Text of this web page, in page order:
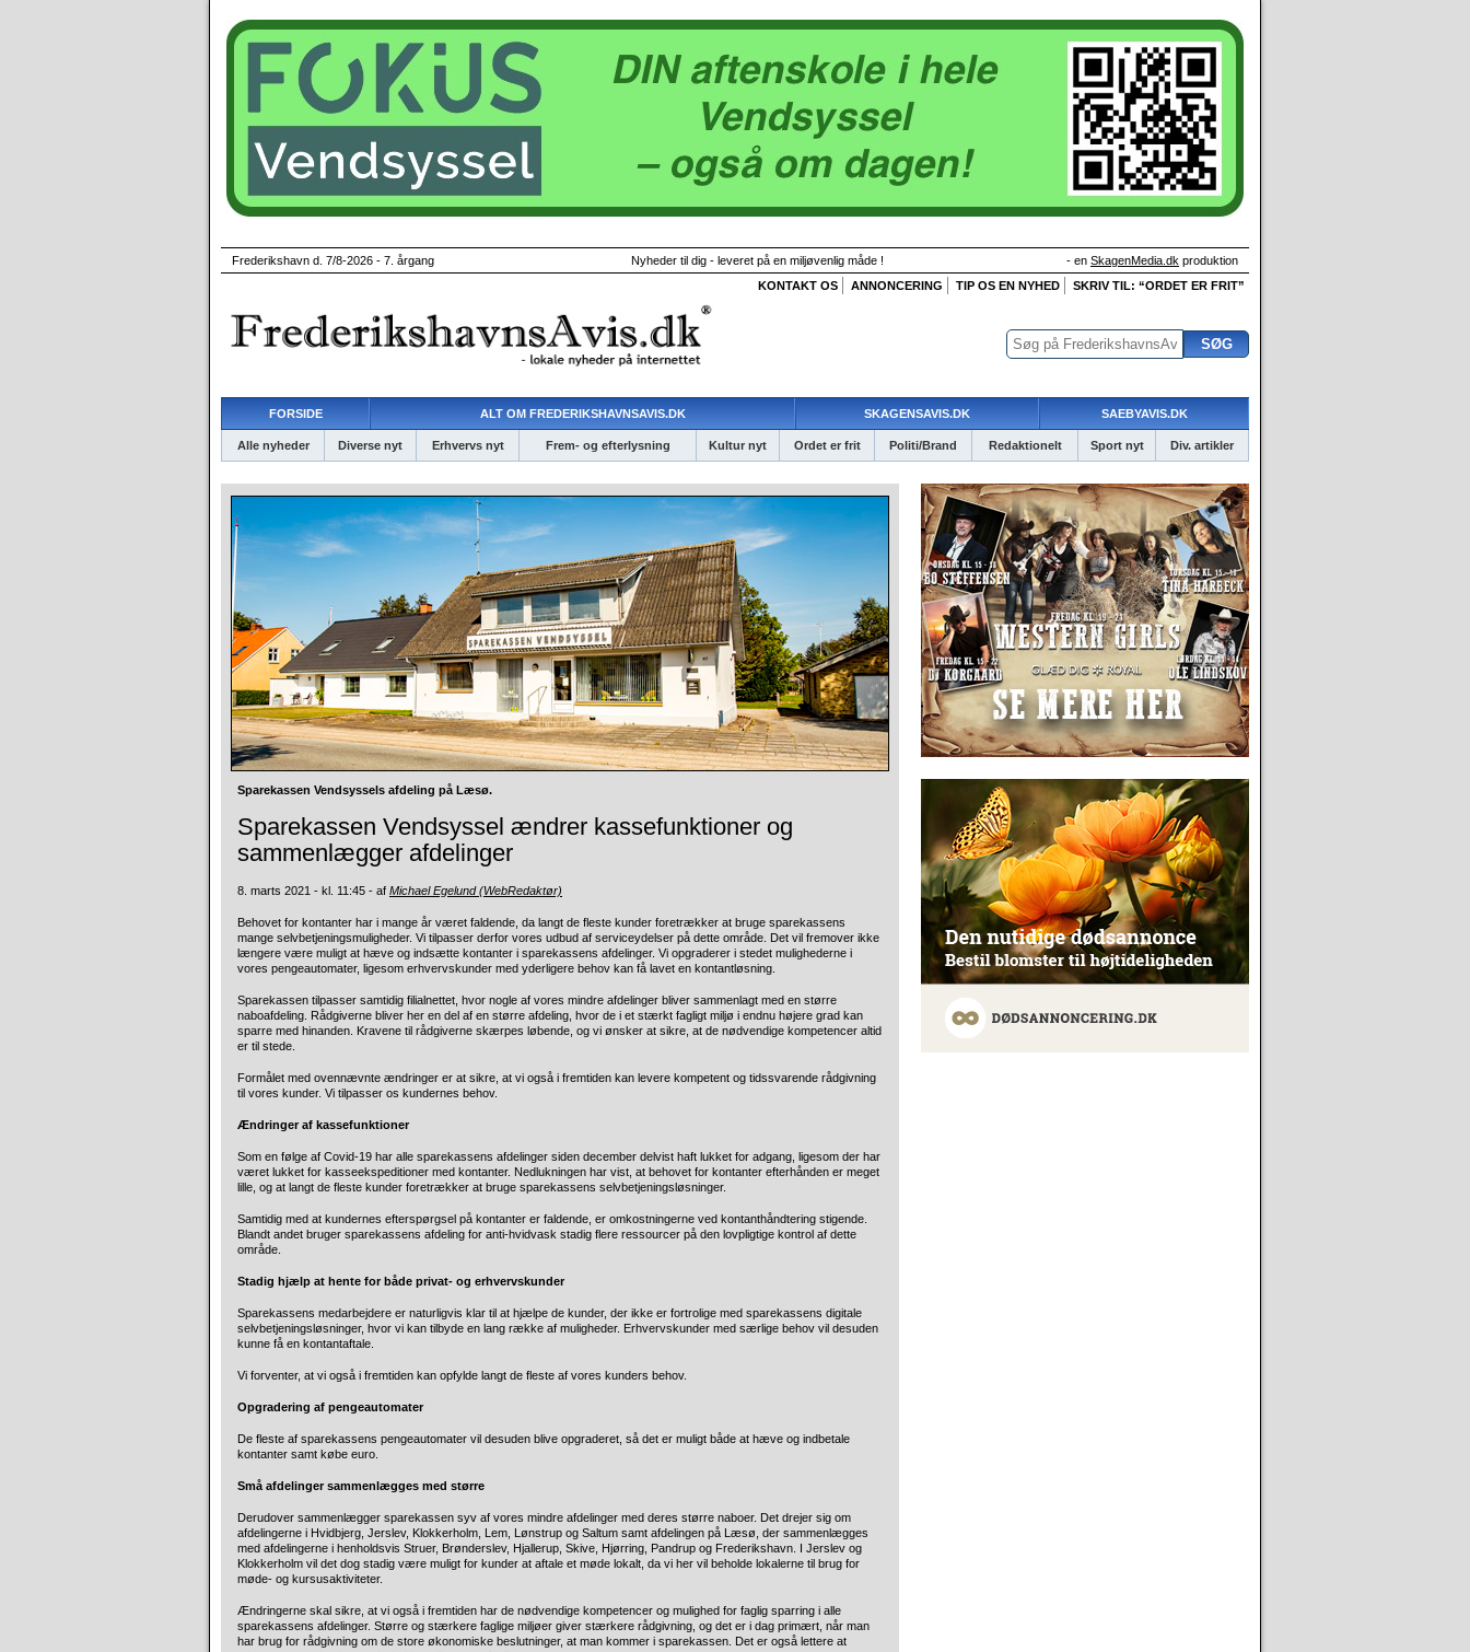
Frederikshavn d. 7/8-2026 - 7. årgang Nyheder til dig - leveret på en miljøvenlig måde ! - en SkagenMedia.dk produktion
KONTAKT OS
ANNONCERING TIP OS EN NYHED SKRIV TIL: “ORDET ER FRIT”
FORSIDE ALT OM FREDERIKSHAVNSAVIS.DK SKAGENSAVIS.DK SAEBYAVIS.DK
Alle nyheder Diverse nyt Erhvervs nyt Frem- og efterlysning Kultur nyt Ordet er frit Politi/Brand Redaktionelt Sport nyt Div. artikler
Sparekassen Vendsyssels afdeling på Læsø.
Sparekassen Vendsyssel ændrer kassefunktioner og
sammenlægger afdelinger
8. marts 2021 - kl. 11:45 - af Michael Egelund (WebRedaktør)
Behovet for kontanter har i mange år været faldende, da langt de fleste kunder foretrækker at bruge sparekassens
mange selvbetjeningsmuligheder. Vi tilpasser derfor vores udbud af serviceydelser på dette område. Det vil fremover ikke
længere være muligt at hæve og indsætte kontanter i sparekassens afdelinger. Vi opgraderer i stedet mulighederne i
vores pengeautomater, ligesom erhvervskunder med yderligere behov kan få lavet en kontantløsning.
Sparekassen tilpasser samtidig filialnettet, hvor nogle af vores mindre afdelinger bliver sammenlagt med en større
naboafdeling. Rådgiverne bliver her en del af en større afdeling, hvor de i et stærkt fagligt miljø i endnu højere grad kan
sparre med hinanden. Kravene til rådgiverne skærpes løbende, og vi ønsker at sikre, at de nødvendige kompetencer altid
er til stede.
Formålet med ovennævnte ændringer er at sikre, at vi også i fremtiden kan levere kompetent og tidssvarende rådgivning
til vores kunder. Vi tilpasser os kundernes behov.
Ændringer af kassefunktioner
Som en følge af Covid-19 har alle sparekassens afdelinger siden december delvist haft lukket for adgang, ligesom der har
været lukket for kasseekspeditioner med kontanter. Nedlukningen har vist, at behovet for kontanter efterhånden er meget
lille, og at langt de fleste kunder foretrækker at bruge sparekassens selvbetjeningsløsninger.
Samtidig med at kundernes efterspørgsel på kontanter er faldende, er omkostningerne ved kontanthåndtering stigende.
Blandt andet bruger sparekassens afdeling for anti-hvidvask stadig flere ressourcer på den lovpligtige kontrol af dette
område.
Stadig hjælp at hente for både privat- og erhvervskunder
Sparekassens medarbejdere er naturligvis klar til at hjælpe de kunder, der ikke er fortrolige med sparekassens digitale
selvbetjeningsløsninger, hvor vi kan tilbyde en lang række af muligheder. Erhvervskunder med særlige behov vil desuden
kunne få en kontantaftale.
Vi forventer, at vi også i fremtiden kan opfylde langt de fleste af vores kunders behov.
Opgradering af pengeautomater
De fleste af sparekassens pengeautomater vil desuden blive opgraderet, så det er muligt både at hæve og indbetale
kontanter samt købe euro.
Små afdelinger sammenlægges med større
Derudover sammenlægger sparekassen syv af vores mindre afdelinger med deres større naboer. Det drejer sig om
afdelingerne i Hvidbjerg, Jerslev, Klokkerholm, Lem, Lønstrup og Saltum samt afdelingen på Læsø, der sammenlægges
med afdelingerne i henholdsvis Struer, Brønderslev, Hjallerup, Skive, Hjørring, Pandrup og Frederikshavn. I Jerslev og
Klokkerholm vil det dog stadig være muligt for kunder at aftale et møde lokalt, da vi her vil beholde lokalerne til brug for
møde- og kursusaktiviteter.
Ændringerne skal sikre, at vi også i fremtiden har de nødvendige kompetencer og mulighed for faglig sparring i alle
sparekassens afdelinger. Større og stærkere faglige miljøer giver stærkere rådgivning, og det er i dag primært, når man
har brug for rådgivning om de store økonomiske beslutninger, at man kommer i sparekassen. Det er også lettere at